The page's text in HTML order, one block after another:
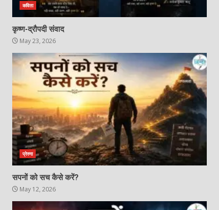
कविता
कृष्ण-द्रौपदी संवाद
May 23, 2026
प्रेरणा
सपनों को सच कैसे करें?
May 12, 2026